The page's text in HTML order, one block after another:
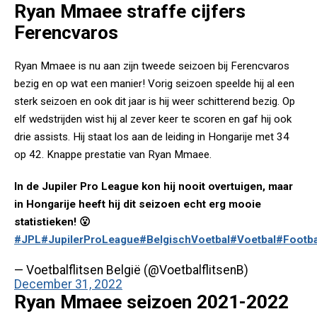
Ryan Mmaee straffe cijfers
Ferencvaros
Ryan Mmaee is nu aan zijn tweede seizoen bij Ferencvaros
bezig en op wat een manier! Vorig seizoen speelde hij al een
sterk seizoen en ook dit jaar is hij weer schitterend bezig. Op
elf wedstrijden wist hij al zever keer te scoren en gaf hij ook
drie assists. Hij staat los aan de leiding in Hongarije met 34
op 42. Knappe prestatie van Ryan Mmaee.
In de Jupiler Pro League kon hij nooit overtuigen, maar
in Hongarije heeft hij dit seizoen echt erg mooie
statistieken! 😮
#JPL#JupilerProLeague#BelgischVoetbal#Voetbal
— Voetbalflitsen België (@VoetbalflitsenB)
December 31, 2022
Ryan Mmaee seizoen 2021-2022